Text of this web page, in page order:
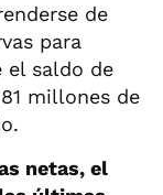
de
para
el saldo de
millones de
netas, el